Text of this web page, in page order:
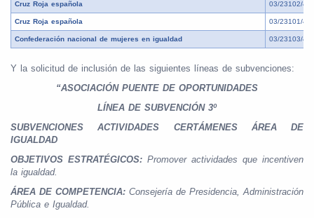
Cruz Roja española 03/23102/
Cruz Roja española 03/23101/
Confederación nacional de mujeres en igualdad 03/23103/
Y la solicitud de inclusión de las siguientes líneas de subvenciones:
“ASOCIACIÓN PUENTE DE OPORTUNIDADES
LÍNEA DE SUBVENCIÓN 3º
SUBVENCIONES ACTIVIDADES CERTÁMENES ÁREA DE
IGUALDAD
OBJETIVOS ESTRATÉGICOS: Promover actividades que incentiven
la igualdad.
ÁREA DE COMPETENCIA: Consejería de Presidencia, Administración
Pública e Igualdad.